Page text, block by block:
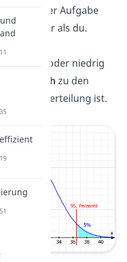
bei der Aufgabe
besser als du.
wie hoch oder niedrig
Vergleich zu den
einer Verteilung ist.